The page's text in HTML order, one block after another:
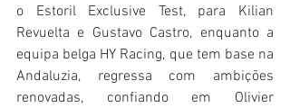
o Estoril Exclusive Test, para Kilian
Revuelta e Gustavo Castro, enquanto a
equipa belga HY Racing, que tem base na
Andaluzia, regressa com ambições
renovadas, confiando em Olivier